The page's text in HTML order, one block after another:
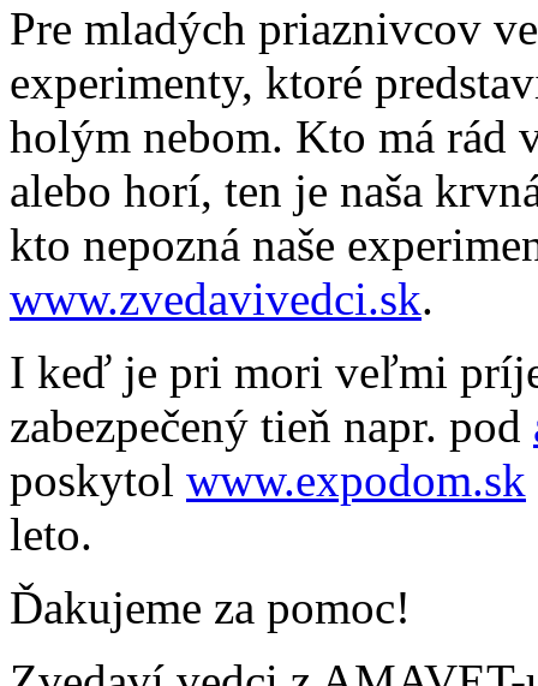
Pre mladých priaznivcov
experimenty, ktoré
holým nebom. Kto má rád
alebo horí, ten je naša
kto nepozná naše
www.zvedavivedci.sk.
I keď je pri mori veľmi
zabezpečený tieň napr. pod
poskytol www.expodom.sk
leto.
Ďakujeme za pomoc!